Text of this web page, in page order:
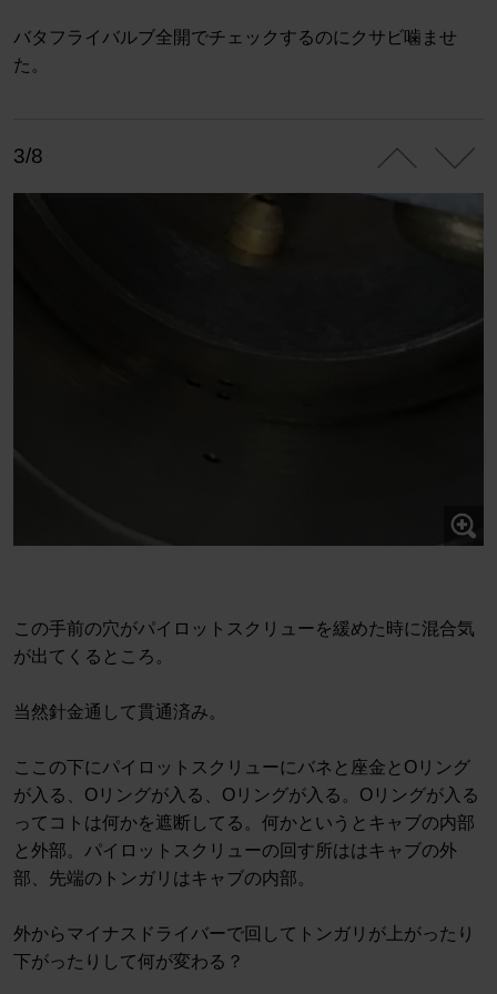
バタフライバルブ全開でチェックするのにクサビ噛ませ
た。
3/8
この手前の穴がパイロットスクリューを緩めた時に混合気
が出てくるところ。
当然針金通して貫通済み。
ここの下にパイロットスクリューにバネと座金とOリング
が入る、Oリングが入る、Oリングが入る。Oリングが入る
ってコトは何かを遮断してる。何かというとキャブの内部
と外部。パイロットスクリューの回す所ははキャブの外
部、先端のトンガリはキャブの内部。
外からマイナスドライバーで回してトンガリが上がったり
下がったりして何が変わる？